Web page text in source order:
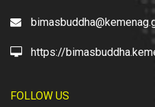
https://
FOLLOW US